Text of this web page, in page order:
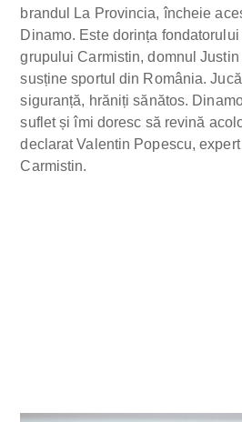
brandul La Provincia, încheie
Dinamo. Este dorința
grupului Carmistin, domnul Justin
susține sportul din România.
siguranță, hrăniți sănătos.
suflet și îmi doresc să revină
declarat Valentin Popescu,
Carmistin.